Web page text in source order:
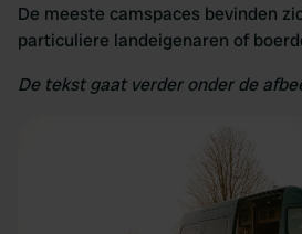
De meeste camspaces bevinden
particuliere landeigenaren of
De tekst gaat verder onder de